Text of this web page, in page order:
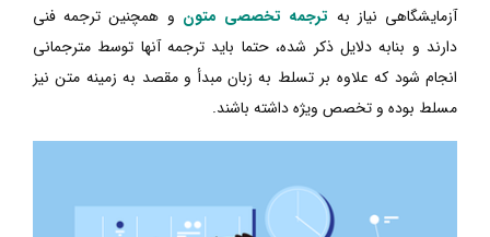
آزمایشگاهی نیاز به ترجمه تخصصی متون و همچنین ترجمه فنی
دارند و بنابه دلایل ذکر شده، حتما باید ترجمه آنها توسط مترجمانی
انجام شود که علاوه بر تسلط به زبان مبدأ و مقصد به زمینه متن نیز
مسلط بوده و تخصص ویژه داشته باشند.